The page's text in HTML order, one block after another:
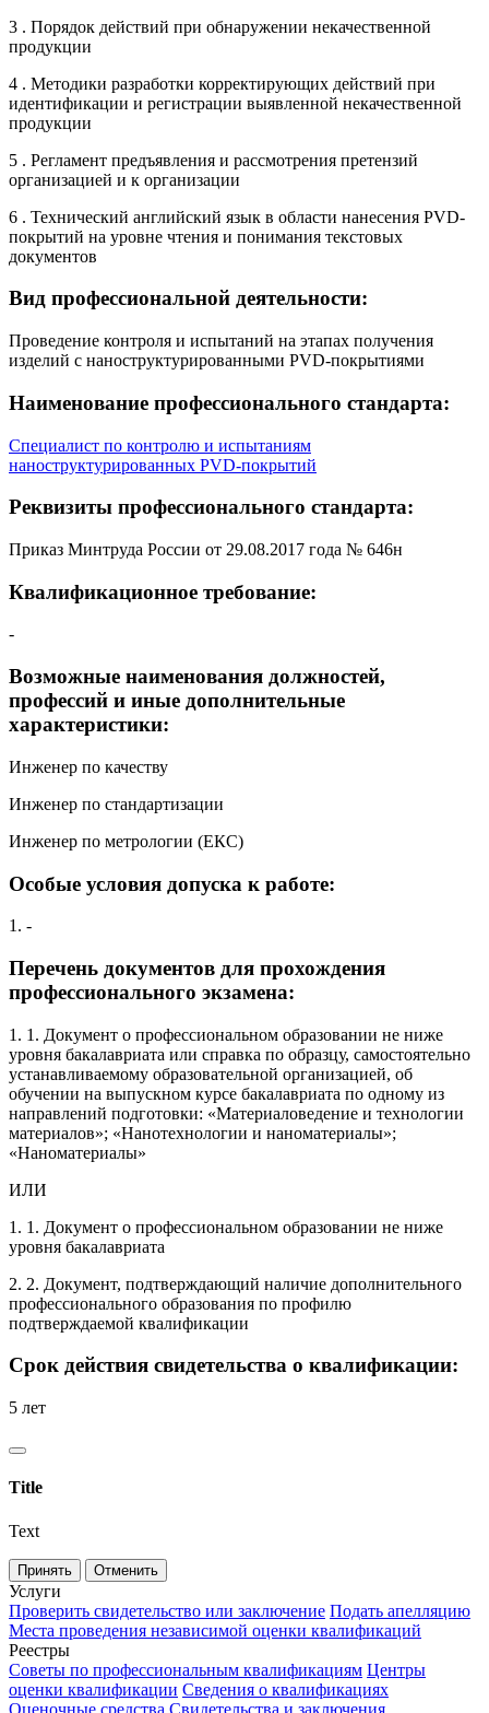
3 . Порядок действий при обнаружении некачественной
продукции
4 . Методики разработки корректирующих действий при
идентификации и регистрации выявленной некачественной
продукции
5 . Регламент предъявления и рассмотрения претензий
организацией и к организации
6 . Технический английский язык в области нанесения PVD-
покрытий на уровне чтения и понимания текстовых
документов
Вид профессиональной деятельности:
Проведение контроля и испытаний на этапах получения
изделий с наноструктурированными PVD-покрытиями
Наименование профессионального стандарта:
Специалист по контролю и испытаниям
наноструктурированных PVD-покрытий
Реквизиты профессионального стандарта:
Приказ Минтруда России от 29.08.2017 года № 646н
Квалификационное требование:
-
Возможные наименования должностей,
профессий и иные дополнительные
характеристики:
Инженер по качеству
Инженер по стандартизации
Инженер по метрологии (ЕКС)
Особые условия допуска к работе:
1. -
Перечень документов для прохождения
профессионального экзамена:
1. 1. Документ о профессиональном образовании не ниже
уровня бакалавриата или справка по образцу, самостоятельно
устанавливаемому образовательной организацией, об
обучении на выпускном курсе бакалавриата по одному из
направлений подготовки: «Материаловедение и технологии
материалов»; «Нанотехнологии и наноматериалы»;
«Наноматериалы»
ИЛИ
1. 1. Документ о профессиональном образовании не ниже
уровня бакалавриата
2. 2. Документ, подтверждающий наличие дополнительного
профессионального образования по профилю
подтверждаемой квалификации
Срок действия свидетельства о квалификации:
5 лет
Title
Text
Принять Отменить
Услуги
Проверить свидетельство или заключение Подать апелляцию
Места проведения независимой оценки квалификаций
Реестры
Советы по профессиональным квалификациям Центры
оценки квалификации Сведения о квалификациях
Оценочные средства Свидетельства и заключения